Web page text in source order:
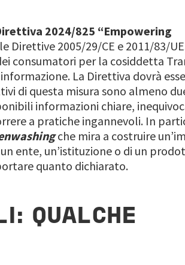
2024/825 “Empowering
Direttive 2005/29/CE e 2011/83/
consumatori per la cosiddetta
La Direttiva dovrà
di questa misura sono almeno
informazioni chiare,
a pratiche ingannevoli. In
che mira a costruire
ente, un’istituzione o di un
quanto dichiarato.
QUALCHE